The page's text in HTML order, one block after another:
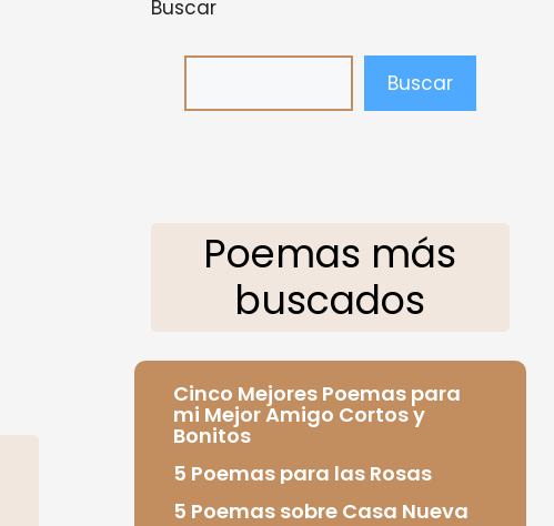
Buscar
Buscar
Poemas más
buscados
Cinco Mejores Poemas para
mi Mejor Amigo Cortos y
Bonitos
5 Poemas para las Rosas
5 Poemas sobre Casa Nueva